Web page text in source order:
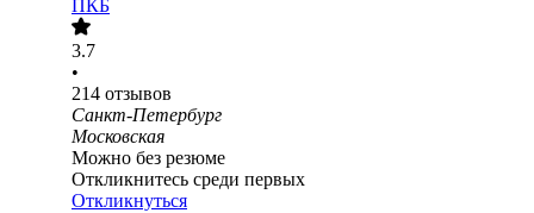
ПКБ
3.7
•
214 отзывов
Санкт-Петербург
Московская
Можно без резюме
Откликнитесь среди первых
Откликнуться